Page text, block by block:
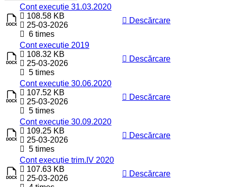
Titlu
Descărcare
Cont execuție 31.03.2020
108.58 KB
25-03-2026
6 times
Descărcare
Cont execuție 2019
108.32 KB
25-03-2026
5 times
Descărcare
Cont execuție 30.06.2020
107.52 KB
25-03-2026
5 times
Descărcare
Cont execuție 30.09.2020
109.25 KB
25-03-2026
5 times
Descărcare
Cont execuție trim.IV 2020
107.63 KB
25-03-2026
Descărcare